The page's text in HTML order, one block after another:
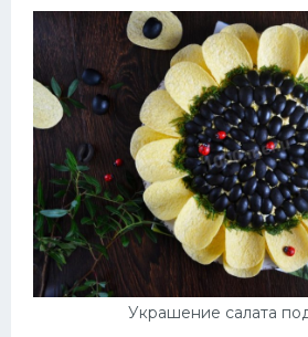
Украшение салата